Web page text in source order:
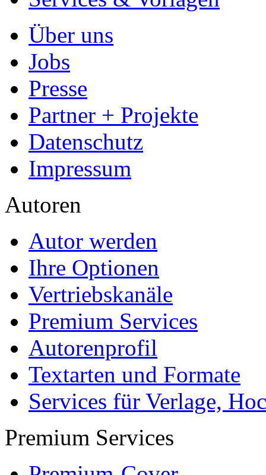
Über uns
Jobs
Presse
Partner + Projekte
Datenschutz
Impressum
Autoren
Autor werden
Ihre Optionen
Vertriebskanäle
Premium Services
Autorenprofil
Textarten und Formate
Services für Verlage,
Premium Services